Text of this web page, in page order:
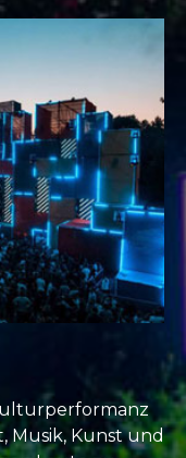
Musik, Kunst und